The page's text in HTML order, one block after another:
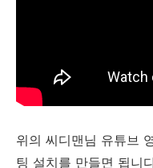
위의 씨디맨님 유튜브
팅 설치를 만들면 됩니